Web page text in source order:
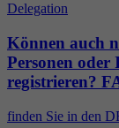
Delegation
Können auch
Personen oder
registrieren?
finden Sie in den